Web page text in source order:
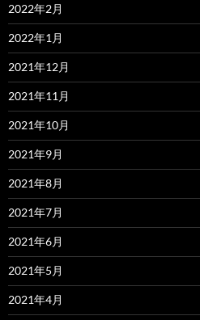
2022年2月
2022年1月
2021年12月
2021年11月
2021年10月
2021年9月
2021年8月
2021年7月
2021年6月
2021年5月
2021年4月